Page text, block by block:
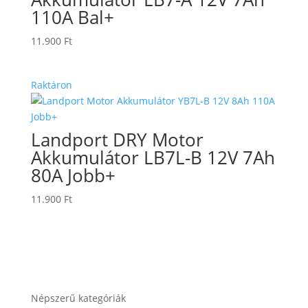
110A Bal+
11.900 Ft
Raktáron
Landport DRY Motor
Akkumulátor LB7L-B 12V 7Ah
80A Jobb+
11.900 Ft
Népszerű kategóriák